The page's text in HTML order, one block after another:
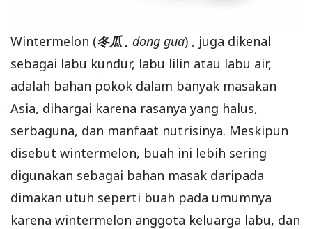
Wintermelon ​(​冬瓜 , dong gua) , juga dikenal
sebagai labu kundur, labu lilin atau labu air,
adalah bahan pokok dalam banyak masakan
Asia, dihargai karena rasanya yang halus,
serbaguna, dan manfaat nutrisinya. Meskipun
disebut wintermelon, buah ini lebih sering
digunakan sebagai bahan masak daripada
dimakan utuh seperti buah pada umumnya
karena wintermelon anggota keluarga labu, dan